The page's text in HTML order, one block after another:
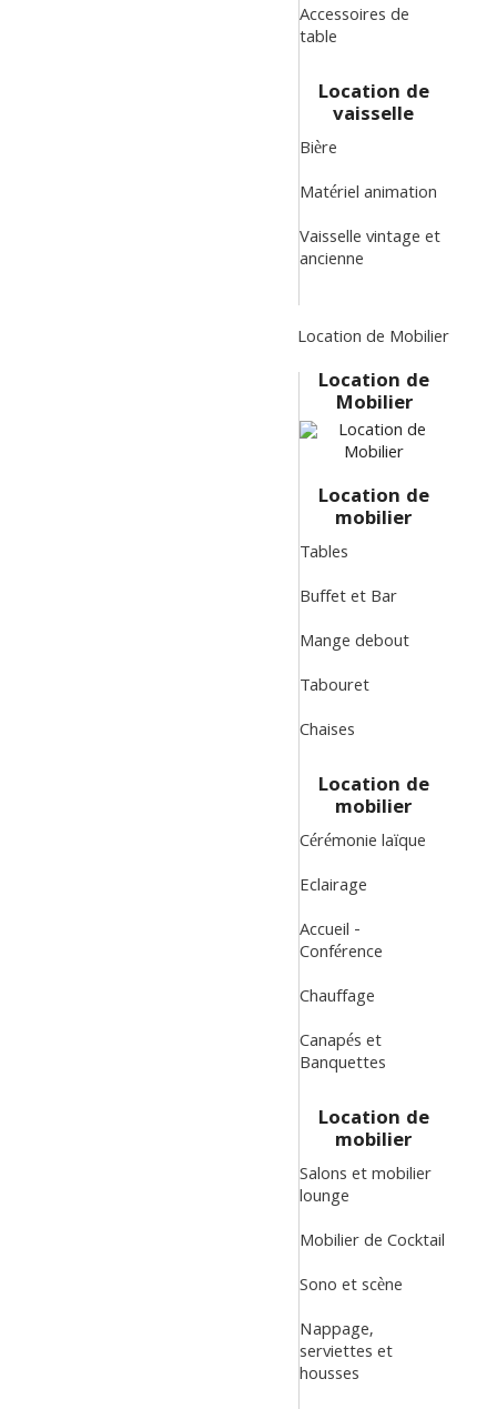
Accessoires de
table
Location de
vaisselle
Bière
Matériel animation
Vaisselle vintage et
ancienne
Location de Mobilier
Location de
Mobilier
Location de
mobilier
Tables
Buffet et Bar
Mange debout
Tabouret
Chaises
Location de
mobilier
Cérémonie laïque
Eclairage
Accueil -
Conférence
Chauffage
Canapés et
Banquettes
Location de
mobilier
Salons et mobilier
lounge
Mobilier de Cocktail
Sono et scène
Nappage,
serviettes et
housses